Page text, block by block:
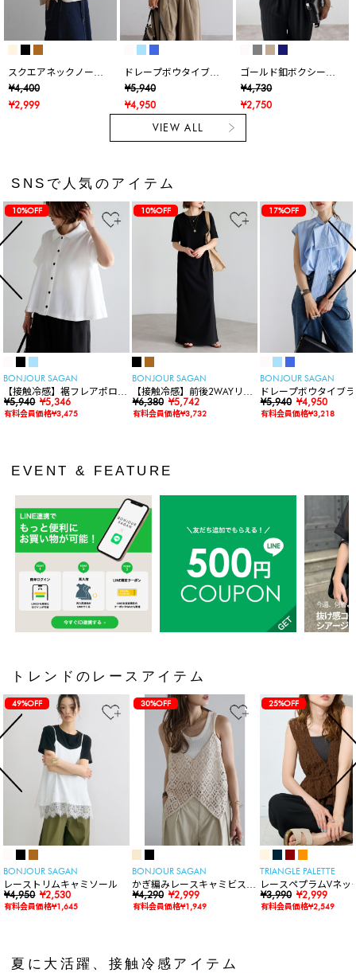
スクエアネックノース
リブラウス
¥4,400
¥2,999
ドレープボウタイブラ
ウス
¥5,940
¥4,950
ゴールド釦ボクシーニ
ットベスト
¥4,730
¥2,750
VIEW ALL
SNSで人気のアイテム
10%OFF
BONJOUR SAGAN
【接触冷感】裾フレアポロシ
ャツ
¥5,940 ¥5,346
有料会員価格¥3,475
10%OFF
BONJOUR SAGAN
【接触冷感】前後2WAYリブ
カットワンピース
¥6,380 ¥5,742
有料会員価格¥3,732
17%OFF
BONJOUR SAGAN
ドレープボウタイブ
ス
¥5,940 ¥4,950
有料会員価格¥3,218
EVENT & FEATURE
トレンドのレースアイテム
49%OFF
BONJOUR SAGAN
レーストリムキャミソール
¥4,950 ¥2,530
有料会員価格¥1,645
30%OFF
BONJOUR SAGAN
かぎ編みレースキャミビスチ
ェ
¥4,290 ¥2,999
有料会員価格¥1,949
25%OFF
TRIANGLE PALETTE
レースペプラムVネッ
ト
¥3,990 ¥2,999
有料会員価格¥2,549
夏に大活躍、接触冷感アイテム